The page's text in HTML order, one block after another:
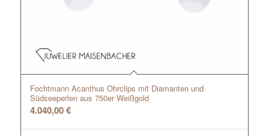
Fochtmann Acanthus Ohrclips mit Diamanten und
Südseeperlen aus 750er Weißgold
4.040,00€